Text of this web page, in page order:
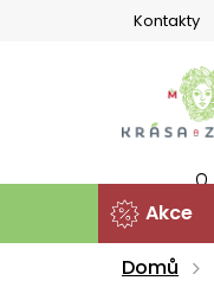
Kontakty
Akce
Domů